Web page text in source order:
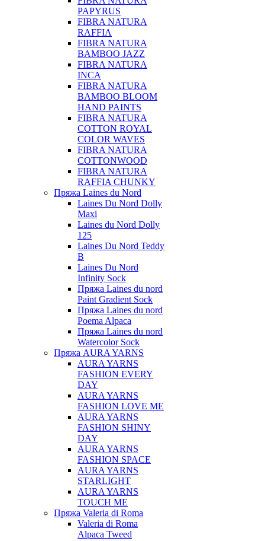
PAPYRUS
FIBRA NATURA
RAFFIA
FIBRA NATURA
BAMBOO JAZZ
FIBRA NATURA
INCA
FIBRA NATURA
BAMBOO BLOOM
HAND PAINTS
FIBRA NATURA
COTTON ROYAL
COLOR WAVES
FIBRA NATURA
COTTONWOOD
FIBRA NATURA
RAFFIA CHUNKY
Пряжа Laines du Nord
Laines Du Nord Dolly
Maxi
Laines du Nord Dolly
125
Laines Du Nord Teddy
B
Laines Du Nord
Infinity Sock
Пряжа Laines du nord
Paint Gradient Sock
Пряжа Laines du nord
Poema Alpaca
Пряжа Laines du nord
Watercolor Sock
Пряжа AURA YARNS
AURA YARNS
FASHION EVERY
DAY
AURA YARNS
FASHION LOVE ME
AURA YARNS
FASHION SHINY
DAY
AURA YARNS
FASHION SPACE
AURA YARNS
STARLIGHT
AURA YARNS
TOUCH ME
Пряжа Valeria di Roma
Valeria di Roma
Alpaca Tweed